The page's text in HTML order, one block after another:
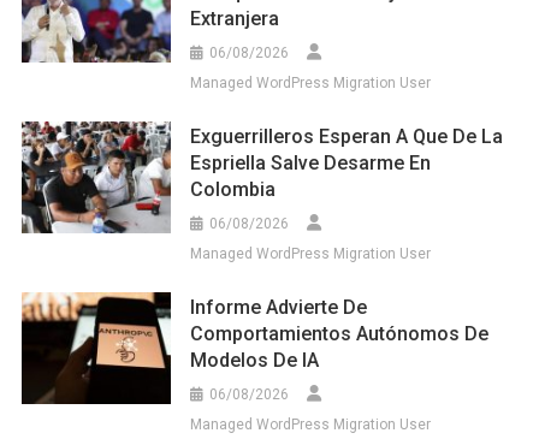
Extranjera
06/08/2026
Managed WordPress Migration User
Exguerrilleros Esperan A Que De La
Espriella Salve Desarme En
Colombia
06/08/2026
Managed WordPress Migration User
Informe Advierte De
Comportamientos Autónomos De
Modelos De IA
06/08/2026
Managed WordPress Migration User